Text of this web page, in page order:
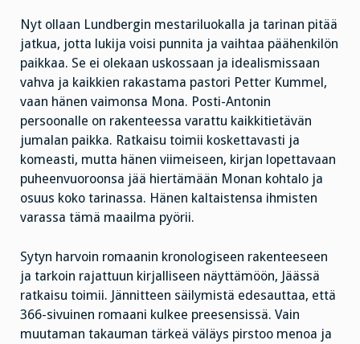
Nyt ollaan Lundbergin mestariluokalla ja tarinan pitää
jatkua, jotta lukija voisi punnita ja vaihtaa päähenkilön
paikkaa. Se ei olekaan uskossaan ja idealismissaan
vahva ja kaikkien rakastama pastori Petter Kummel,
vaan hänen vaimonsa Mona. Posti-Antonin
persoonalle on rakenteessa varattu kaikkitietävän
jumalan paikka. Ratkaisu toimii koskettavasti ja
komeasti, mutta hänen viimeiseen, kirjan lopettavaan
puheenvuoroonsa jää hiertämään Monan kohtalo ja
osuus koko tarinassa. Hänen kaltaistensa ihmisten
varassa tämä maailma pyörii.
Sytyn harvoin romaanin kronologiseen rakenteeseen
ja tarkoin rajattuun kirjalliseen näyttämöön, Jäässä
ratkaisu toimii. Jännitteen säilymistä edesauttaa, että
366-sivuinen romaani kulkee preesensissä. Vain
muutaman takauman tärkeä väläys pirstoo menoa ja